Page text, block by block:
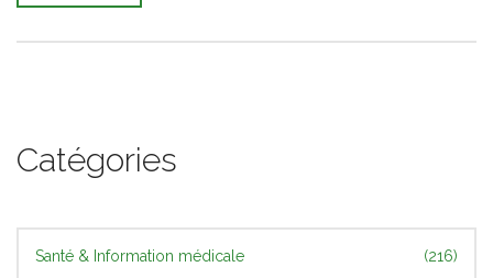
Catégories
Santé & Information médicale (216)